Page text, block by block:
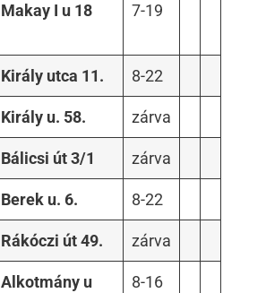
I u 18
7-19
utca 11. 8-22
u. 58. zárva
út 3/1 zárva
u. 6. 8-22
út 49. zárva
u
8-16